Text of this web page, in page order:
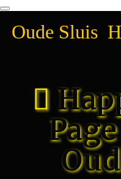
Oude Sluis